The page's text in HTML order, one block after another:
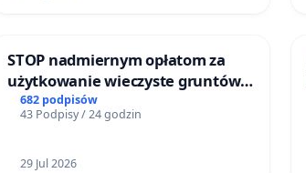
STOP nadmiernym opłatom za
użytkowanie wieczyste gruntów
zajmowanych przez rodzinne
ogrody działkowe.
682 podpisów
43 Podpisy / 24 godzin
29 Jul 2026